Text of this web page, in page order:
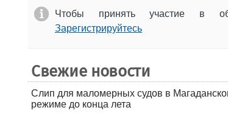
Чтобы принять участие в
Зарегистрируйтесь
Свежие новости
Слип для маломерных судов в
режиме до конца лета